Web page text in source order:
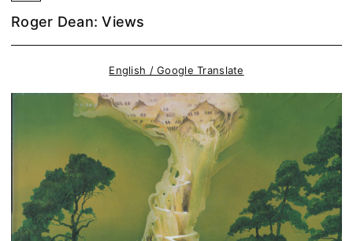
Roger Dean: Views
English / Google Translate